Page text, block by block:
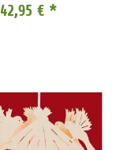
42,95 € *